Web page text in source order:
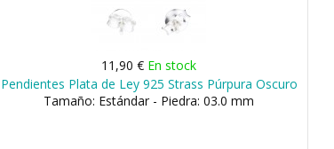
11,90 € En stock
Pendientes Plata de Ley 925 Strass Púrpura Oscuro
Tamaño: Estándar - Piedra: 03.0 mm